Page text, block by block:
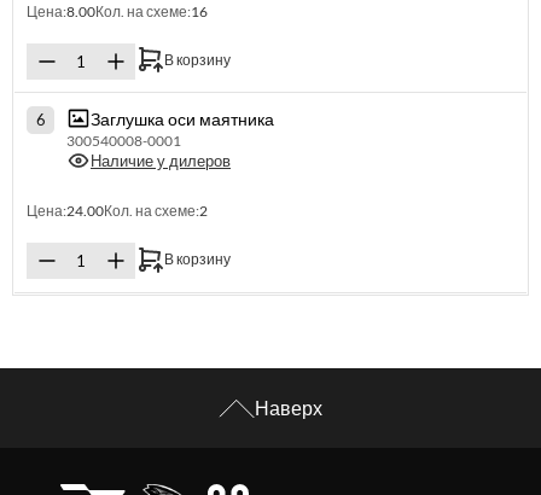
Цена:8.00Кол. на схеме:16
В корзину
6 Заглушка оси маятника
300540008-0001
Наличие у дилеров
Цена:24.00Кол. на схеме:2
В корзину
Наверх